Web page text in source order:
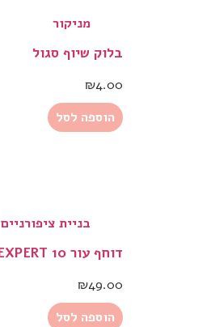
מניקור
בלוק שיוף סגול
₪4.00
הוספה לסל
בניית ציפורניים
דוחף עור EXPERT 10
₪49.00
הוספה לסל